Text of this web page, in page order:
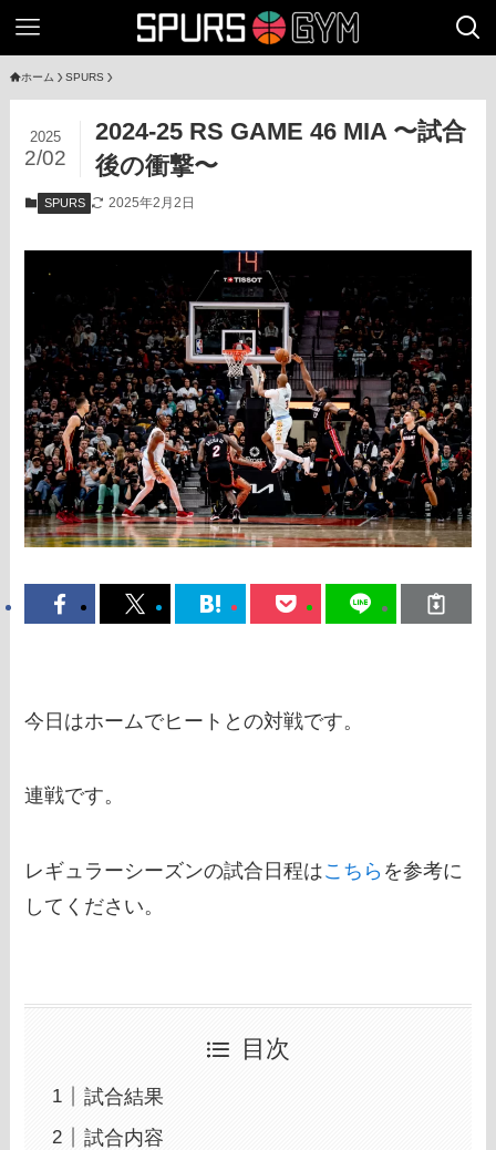
ホーム SPURS
2024-25 RS GAME 46 MIA 〜試合
後の衝撃〜
2025
2/02
SPURS 2025年2月2日
今日はホームでヒートとの対戦です。
連戦です。
レギュラーシーズンの試合日程はこちら を参考に
してください。
目次
試合結果
試合内容